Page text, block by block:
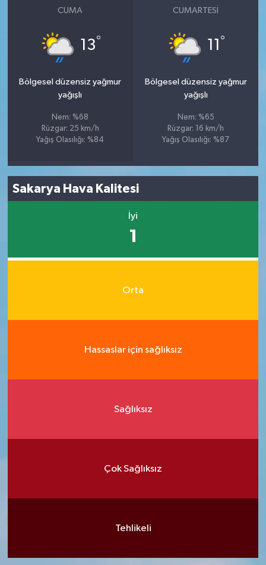
CUMA
13°
Bölgesel düzensiz yağmur
yağışlı
Nem: %68
Rüzgar: 25 km/h
Yağış Olasılığı: %84
CUMARTESI
11 °
Bölgesel düzensiz yağmur
yağışlı
Nem: %65
Rüzgar: 16 km/h
Yağış Olasılığı: %87
Sakarya Hava Kalitesi
İyi
1
Orta
Hassaslar için sağlıksız
Sağlıksız
Çok Sağlıksız
Tehlikeli